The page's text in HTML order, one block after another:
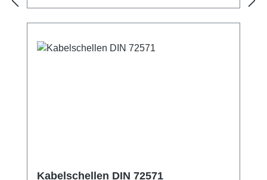
Kabelschellen DIN 72571